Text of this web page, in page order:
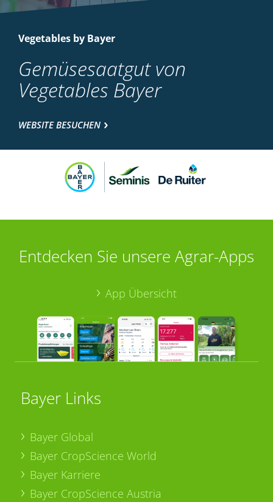
Vegetables by Bayer
Gemüsesaatgut von
Vegetables Bayer
WEBSITE BESUCHEN
Entdecken Sie unsere Agrar-Apps
App Übersicht
Bayer Links
Bayer Global
Bayer CropScience World
Bayer Karriere
Bayer CropScience Austria